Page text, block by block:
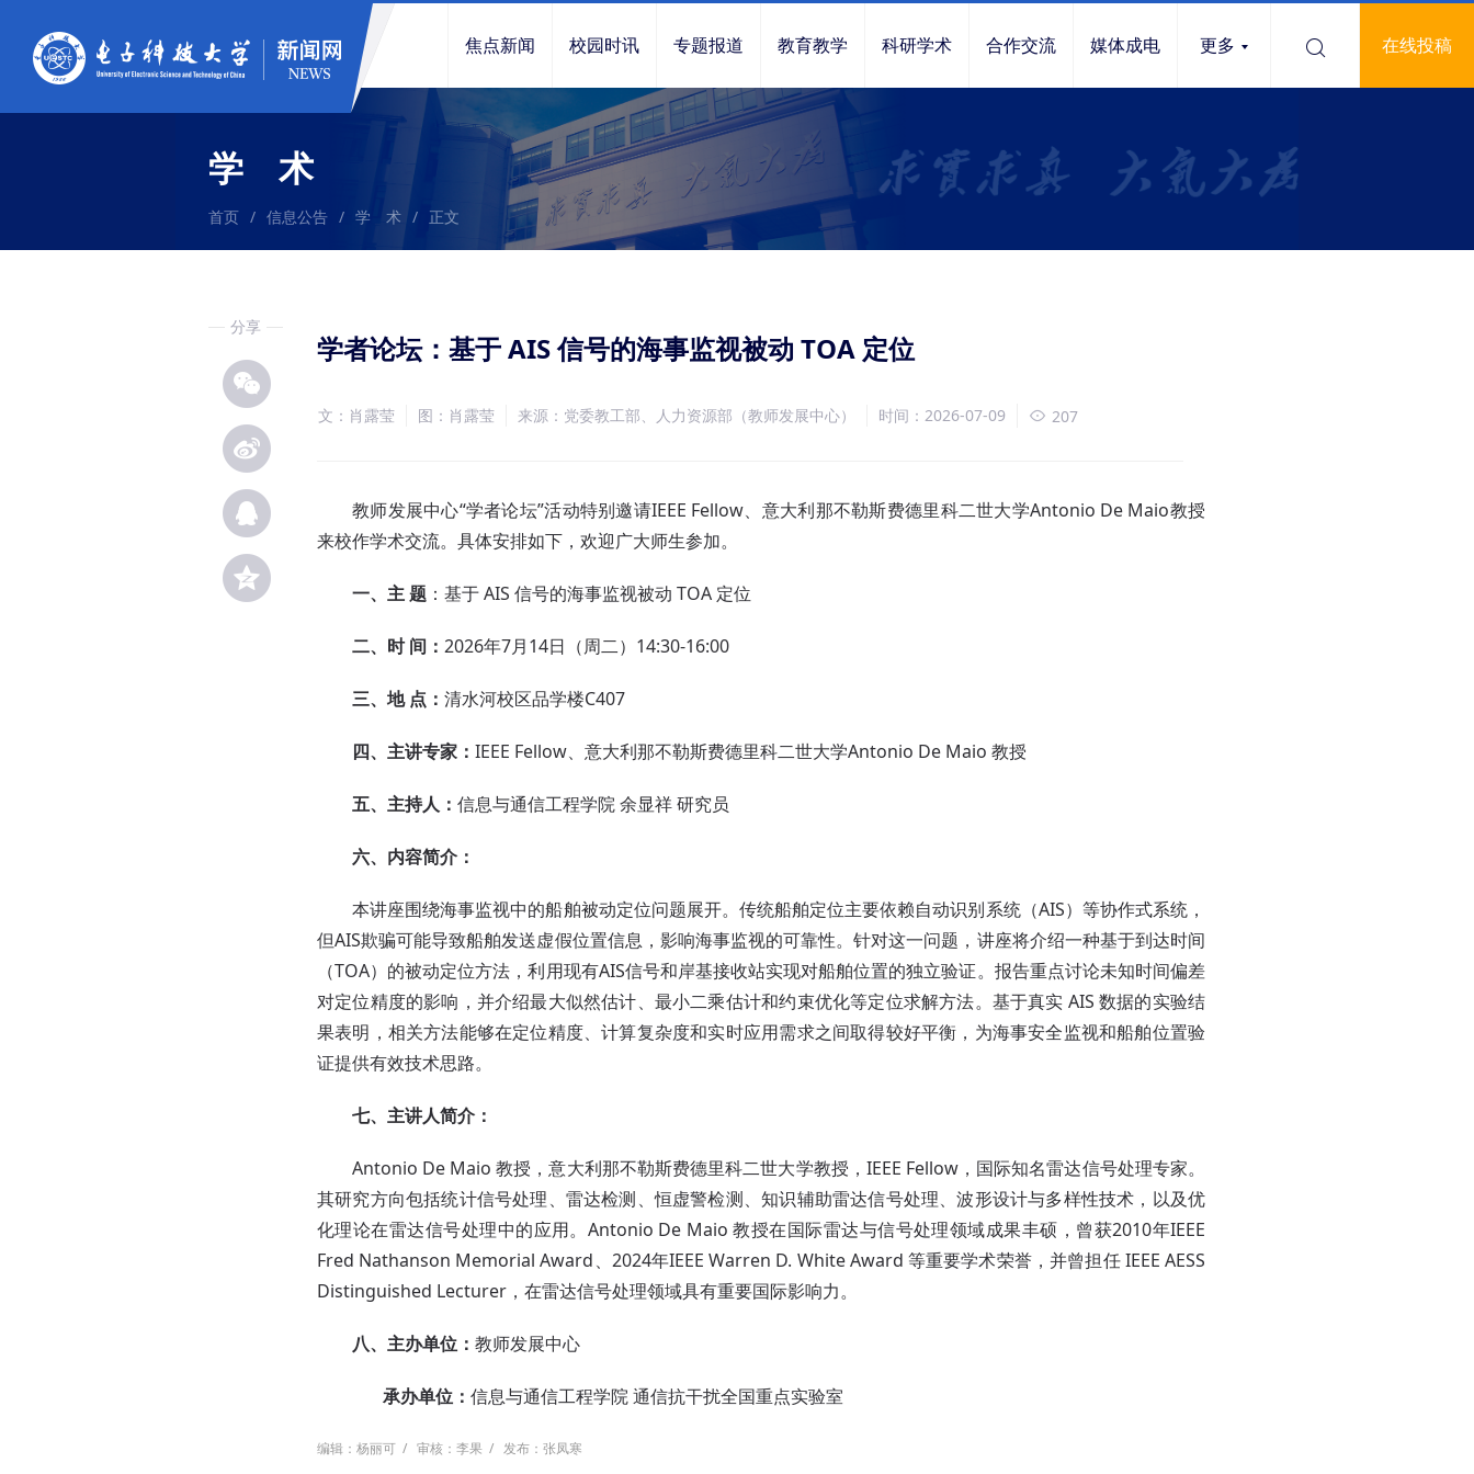
焦点新闻 校园时讯 专题报道 教育教学 科研学术 合作交流 媒体成电 更多 在线投稿
学 术
首页 / 信息公告 / 学 术 / 正文
分享
学者论坛：基于 AIS 信号的海事监视被动 TOA 定位
文：肖露莹 图：肖露莹 来源：党委教工部、人力资源部（教师发展中心） 时间：2026-07-09 207
教师发展中心“学者论坛”活动特别邀请IEEE Fellow、意大利那不勒斯费德里科二世大学Antonio De Maio教授
来校作学术交流。具体安排如下，欢迎广大师生参加。
一、主 题 ：基于 AIS 信号的海事监视被动 TOA 定位
二、时 间： 2026年7月14日（周二）14:30-16:00
三、地 点： 清水河校区品学楼C407
四、主讲专家： IEEE Fellow、意大利那不勒斯费德里科二世大学Antonio De Maio 教授
五、主持人： 信息与通信工程学院 余显祥 研究员
六、内容简介：
本讲座围绕海事监视中的船舶被动定位问题展开。传统船舶定位主要依赖自动识别系统（AIS）等协作式系统，
但AIS欺骗可能导致船舶发送虚假位置信息，影响海事监视的可靠性。针对这一问题，讲座将介绍一种基于到达时间
（TOA）的被动定位方法，利用现有AIS信号和岸基接收站实现对船舶位置的独立验证。报告重点讨论未知时间偏差
对定位精度的影响，并介绍最大似然估计、最小二乘估计和约束优化等定位求解方法。基于真实 AIS 数据的实验结
果表明，相关方法能够在定位精度、计算复杂度和实时应用需求之间取得较好平衡，为海事安全监视和船舶位置验
证提供有效技术思路。
七、 主讲人简介：
Antonio De Maio 教授，意大利那不勒斯费德里科二世大学教授，IEEE Fellow，国际知名雷达信号处理专家。
其研究方向包括统计信号处理、雷达检测、恒虚警检测、知识辅助雷达信号处理、波形设计与多样性技术，以及优
化理论在雷达信号处理中的应用。Antonio De Maio 教授在国际雷达与信号处理领域成果丰硕，曾获2010年IEEE
Fred Nathanson Memorial Award、2024年IEEE Warren D. White Award 等重要学术荣誉，并曾担任 IEEE AESS
Distinguished Lecturer，在雷达信号处理领域具有重要国际影响力。
八、主办单位： 教师发展中心
承办单位： 信息与通信工程学院 通信抗干扰全国重点实验室
编辑：杨丽可 / 审核：李果 / 发布：张凤寒